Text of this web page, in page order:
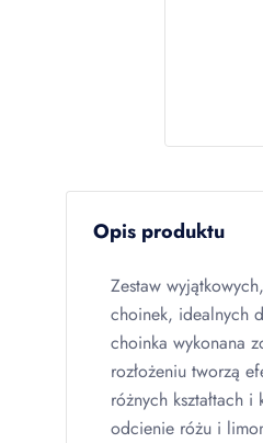
Opis produktu
Zestaw
choinek, idealnych
choinka wykonana
rozłożeniu tworzą
różnych kształtach
odcienie różu i